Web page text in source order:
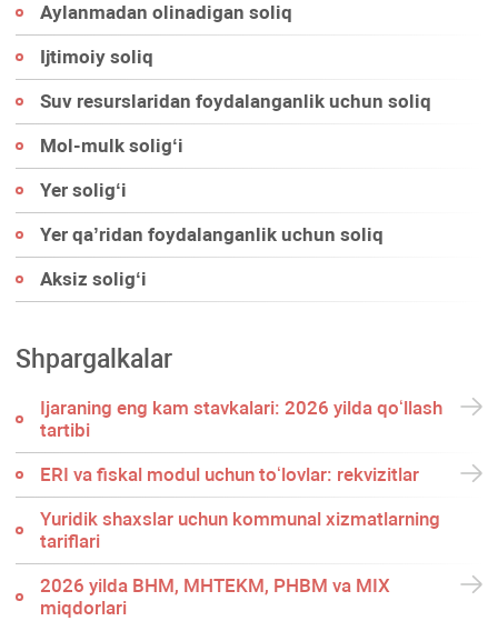
Aylanmadan olinadigan soliq
Ijtimoiy soliq
Suv resurslaridan foydalanganlik uchun soliq
Mol-mulk soligʻi
Yer soligʻi
Yer qa’ridan foydalanganlik uchun soliq
Aksiz soligʻi
Shpargalkalar
Ijaraning eng kam stavkalari: 2026 yilda qoʻllash
tartibi
ERI va fiskal modul uchun toʻlovlar: rekvizitlar
Yuridik shaхslar uchun kommunal хizmatlarning
tariflari
2026 yilda BHM, MHTEKM, PHBM va MIX
miqdorlari